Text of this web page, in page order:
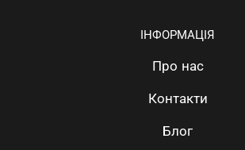
ІНФОРМАЦІЯ
Про нас
Контакти
Блог